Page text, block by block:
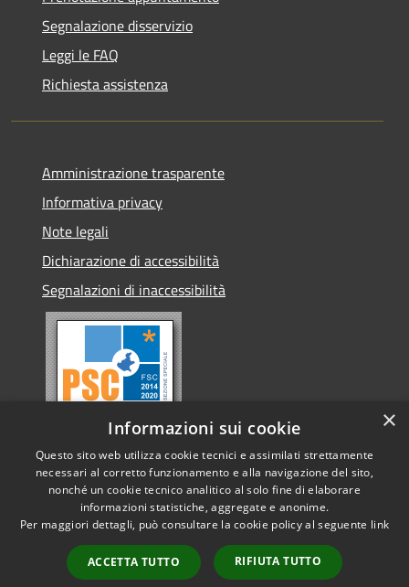
Segnalazione disservizio
Leggi le FAQ
Richiesta assistenza
Amministrazione trasparente
Informativa privacy
Note legali
Dichiarazione di accessibilità
Segnalazioni di inaccessibilità
Accessibilità
Copyright © 2026 • Comune di
Conselve • Powered by
Municipium•
Accesso
redazione
×
Informazioni sui cookie
Questo sito web utilizza cookie tecnici e assimilati strettamente
necessari al corretto funzionamento e alla navigazione del sito,
nonché un cookie tecnico analitico al solo fine di elaborare
informazioni statistiche, aggregate e anonime.
Per maggiori dettagli, può consultare la cookie policy al seguente link
ACCETTA TUTTO RIFIUTA TUTTO